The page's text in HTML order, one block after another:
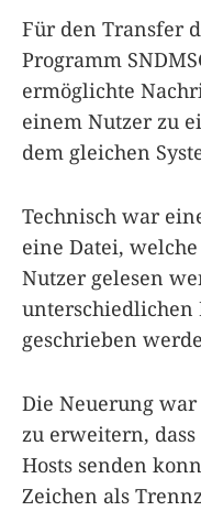
Für den Transfer
Programm
ermöglichte
einem Nutzer zu
dem gleichen
Technisch war
eine Datei,
Nutzer gelesen
unterschiedlichen
geschrieben
Die Neuerung war
zu erweitern,
Hosts senden
Zeichen als